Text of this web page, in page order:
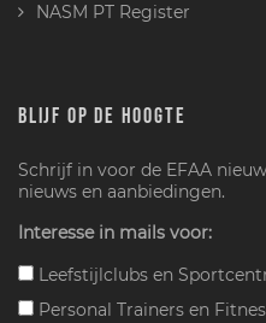
NASM PT Register
BLIJF OP DE HOOGTE
Schrijf in voor de EFAA
nieuws en aanbiedingen.
Interesse in mails voor:
Leefstijlclubs en
Personal Trainers en